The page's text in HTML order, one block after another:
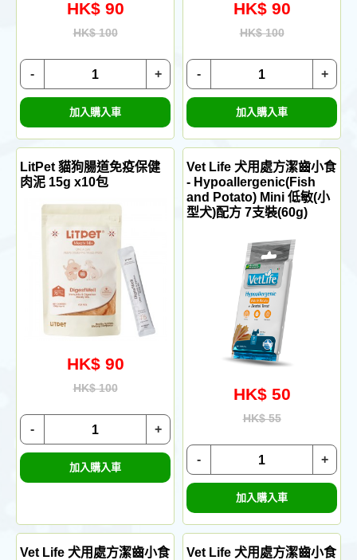
HK$ 90
HK$ 100
+
-
加入購入車
HK$ 90
HK$ 100
+
-
加入購入車
LitPet 貓狗腸道免疫保健
肉泥 15g x10包
HK$ 90
HK$ 100
+
-
加入購入車
Vet Life 犬用處方潔齒小食
- Hypoallergenic(Fish
and Potato) Mini 低敏(小
型犬)配方 7支裝(60g)
HK$ 50
HK$ 55
+
-
加入購入車
Vet Life 犬用處方潔齒小食 Vet Life 犬用處方潔齒小食